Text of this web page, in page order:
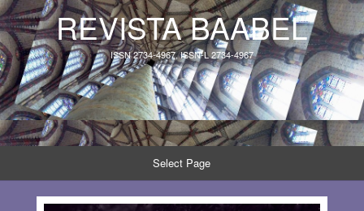
REVISTA BAABEL
ISSN 2734-4967, ISSN-L 2734-4967
Select Page